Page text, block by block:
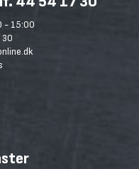
- 15:00
30